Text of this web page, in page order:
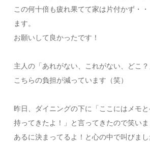
この何十倍も疲れ果てて家は片付かず・
ます。
お願いして良かったです！
主人の「あれがない、これがない、どこ
こちらの負担が減っています（笑）
昨日、ダイニングの下に「ここにはメモ
持ってきたよ！」と言ってきたので笑いま
あるに決まってるよ！と心の中で叫びまし